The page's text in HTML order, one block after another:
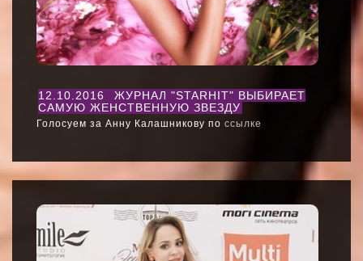
12.10.2016
ЖУРНАЛ "STARHIT" ВЫБИРАЕТ
САМУЮ ЖЕНСТВЕННУЮ ЗВЕЗДУ
Голосуем за Анну Калашникову по ссылке